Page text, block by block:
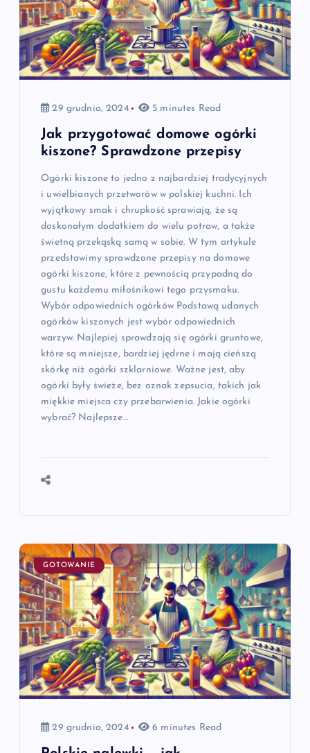
29 grudnia, 2024 5 minutes Read
Jak przygotować domowe ogórki
kiszone? Sprawdzone przepisy
Ogórki kiszone to jedno z najbardziej tradycyjnych
i uwielbianych przetworów w polskiej kuchni. Ich
wyjątkowy smak i chrupkość sprawiają, że są
doskonałym dodatkiem do wielu potraw, a także
świetną przekąską samą w sobie. W tym artykule
przedstawimy sprawdzone przepisy na domowe
ogórki kiszone, które z pewnością przypadną do
gustu każdemu miłośnikowi tego przysmaku.
Wybór odpowiednich ogórków Podstawą udanych
ogórków kiszonych jest wybór odpowiednich
warzyw. Najlepiej sprawdzają się ogórki gruntowe,
które są mniejsze, bardziej jędrne i mają cieńszą
skórkę niż ogórki szklarniowe. Ważne jest, aby
ogórki były świeże, bez oznak zepsucia, takich jak
miękkie miejsca czy przebarwienia. Jakie ogórki
wybrać? Najlepsze…
GOTOWANIE
29 grudnia, 2024 6 minutes Read